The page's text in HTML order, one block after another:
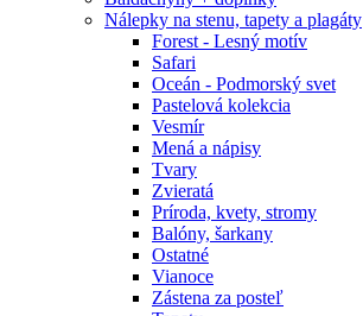
Nálepky na stenu, tapety a plagáty
Forest - Lesný motív
Safari
Oceán - Podmorský svet
Pastelová kolekcia
Vesmír
Mená a nápisy
Tvary
Zvieratá
Príroda, kvety, stromy
Balóny, šarkany
Ostatné
Vianoce
Zástena za posteľ